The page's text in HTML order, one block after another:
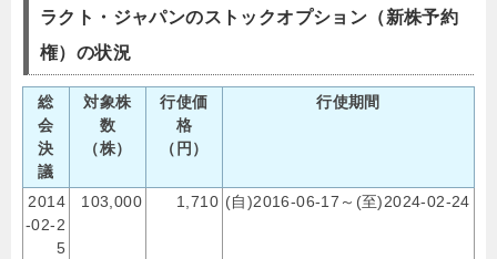
ラクト・ジャパンのストックオプション（新株予約
権）の状況
総
会
決
議
対象株
数
（株）
行使価
格
（円）
行使期間
2014
-02-2
5
103,000 1,710 (自)2016-06-17～(至)2024-02-24